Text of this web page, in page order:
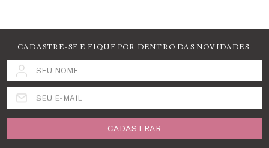
CADASTRE-SE E FIQUE POR DENTRO DAS NOVIDADES.
SEU NOME
SEU E-MAIL
CADASTRAR